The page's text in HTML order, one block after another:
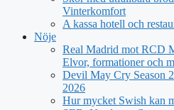
Vinterkomfort
A kassa hotell och
Nöje
Real Madrid mot RCD
Elvor, formationer och
Devil May Cry Season
2026
Hur mycket Swish kan